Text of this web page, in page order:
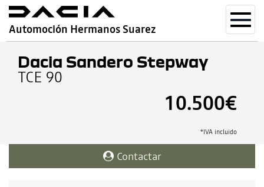
Automoción Hermanos Suarez
Dacia Sandero Stepway
TCE 90
10.500€
*IVA incluido
Contactar